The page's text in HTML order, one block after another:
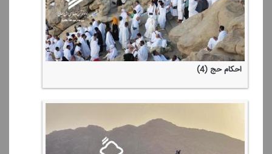
احكام حج (4)